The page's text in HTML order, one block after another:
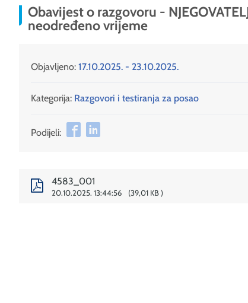
Obavijest o razgovoru -
neodređeno vrijeme
Objavljeno: 17.10.2025. - 23.10.2025.
Kategorija: Razgovori i testiranja za posao
Podijeli:
4583_001
20.10.2025. 13:44:56 39,01 KB